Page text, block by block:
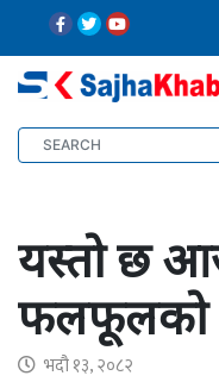
यस्तो छ
फलफूलको
भदौ १३, २०८२